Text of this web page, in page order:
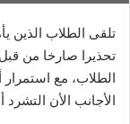
تلقى الطلاب الذين
تحذيرا صارخا من قبل
الطلاب، مع
الأجانب الأن